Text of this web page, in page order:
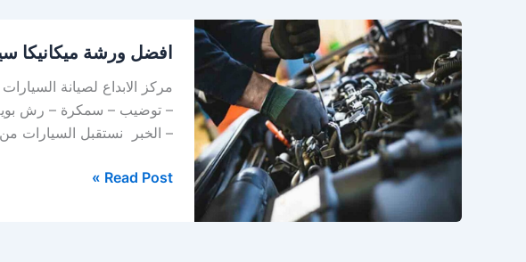
افضل ورشة ميكانيكا
مركز الابداع لصيانة
– الخبر نستقبل السيارات
ورشة
سيارات
في
Read Post »